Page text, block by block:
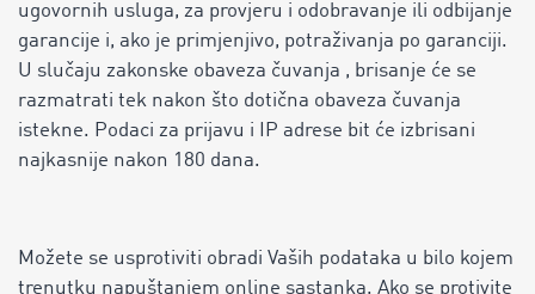
ugovornih usluga, za provjeru i odobravanje ili odbijanje
garancije i, ako je primjenjivo, potraživanja po garanciji.
U slučaju zakonske obaveza čuvanja , brisanje će se
razmatrati tek nakon što dotična obaveza čuvanja
istekne. Podaci za prijavu i IP adrese bit će izbrisani
najkasnije nakon 180 dana.
Možete se usprotiviti obradi Vaših podataka u bilo kojem
trenutku napuštanjem online sastanka. Ako se protivite